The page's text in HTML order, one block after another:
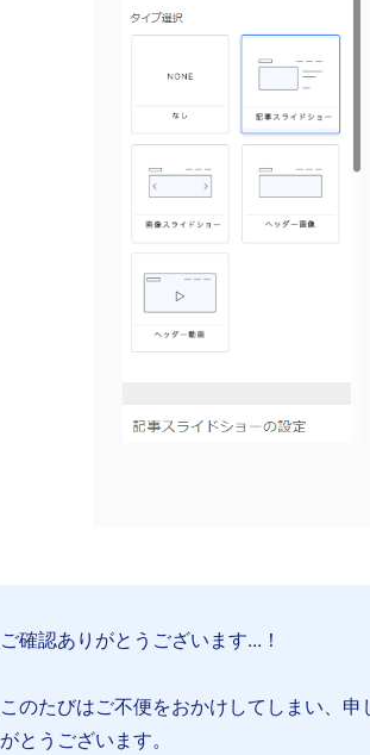
ご確認ありがとうございます...！
このたびはご不便をおかけしてしまい、
がとうございます。